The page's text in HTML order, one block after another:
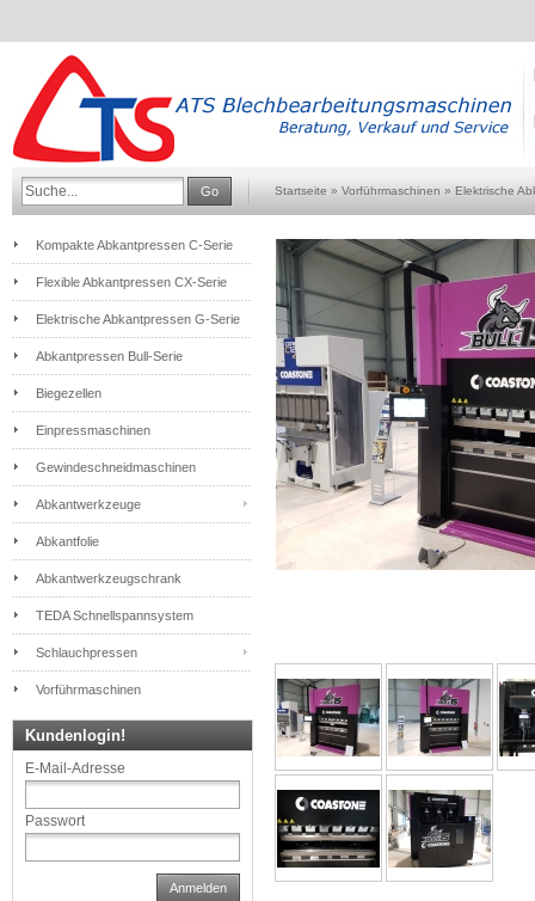
Go Startseite » Vorführmaschinen » Elektrische
Kompakte Abkantpressen C-Serie
Flexible Abkantpressen CX-Serie
Elektrische Abkantpressen G-Serie
Abkantpressen Bull-Serie
Biegezellen
Einpressmaschinen
Gewindeschneidmaschinen
Abkantwerkzeuge
Abkantfolie
Abkantwerkzeugschrank
TEDA Schnellspannsystem
Schlauchpressen
Vorführmaschinen
Kundenlogin!
E-Mail-Adresse
Passwort
Anmelden